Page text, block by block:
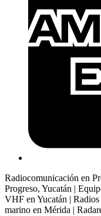
Radiocomunicación en
Progreso, Yucatán |
VHF en Yucatán |
marino en Mérida |